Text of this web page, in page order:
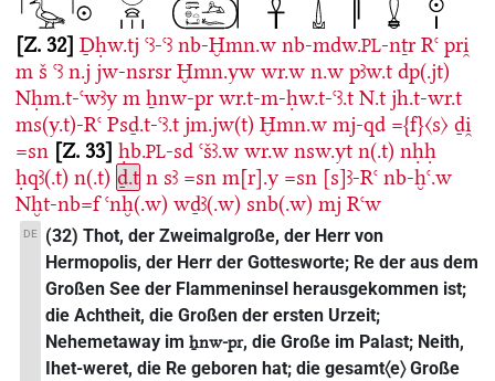
Z. 32 Ḏḥw.tj ꜥꜣ-ꜥꜣ nb-Ḫmn.w nb-mdw.PL-nṯr Rꜥ pri̯
m š ꜥꜣ n.j jw-nsrsr Ḫmn.yw wr.w n.w pꜣw.t dp(.jt)
Nḥm.t-ꜥwꜣy m ẖnw-pr wr.t-m-ḥw.t-ꜥꜣ.t N.t jh.t-wr.t
ms(y.t)-Rꜥ Psḏ.t-ꜥꜣ.t jm.jw(t) Ḫmn.w mj-qd ={f}〈s〉 ḏi̯
=sn Z. 33 ḥb.PL-sd ꜥšꜣ.w wr.w nsw.yt n(.t) nḥḥ
ḥqꜣ(.t) n(.t) ḏ.t n sꜣ =sn m[r].y =sn [s]ꜣ-Rꜥ nb-ḫꜥ.w
Nḫt-nb=f ꜥnḫ(.w) wḏꜣ(.w) snb(.w) mj Rꜥw
DE
(32) Thot, der Zweimalgroße, der Herr von
Hermopolis, der Herr der Gottesworte; Re der aus dem
Großen See der Flammeninsel herausgekommen ist;
die Achtheit, die Großen der ersten Urzeit;
Nehemetaway imẖnw-pr, die Große im Palast; Neith,
Ihet-weret, die Re geboren hat; die gesamt〈e〉 Große